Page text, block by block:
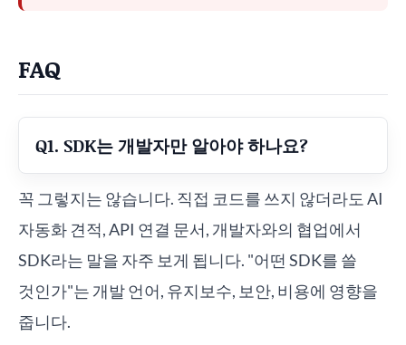
FAQ
Q1. SDK는 개발자만 알아야 하나요?
꼭 그렇지는 않습니다. 직접 코드를 쓰지 않더라도 AI
자동화 견적, API 연결 문서, 개발자와의 협업에서
SDK라는 말을 자주 보게 됩니다. "어떤 SDK를 쓸
것인가"는 개발 언어, 유지보수, 보안, 비용에 영향을
줍니다.